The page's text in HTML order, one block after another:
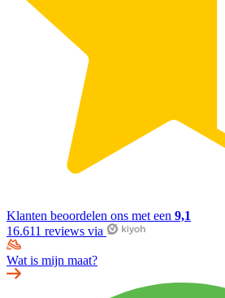
Klanten beoordelen ons met een 9,1
16.611 reviews via
Wat is mijn maat?